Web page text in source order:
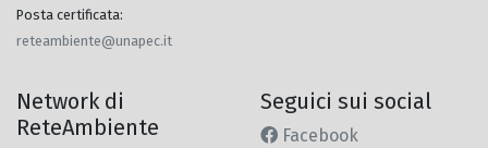
Posta certificata:
reteambiente@unapec.it
Network di
ReteAmbiente
Seguici sui social
Facebook